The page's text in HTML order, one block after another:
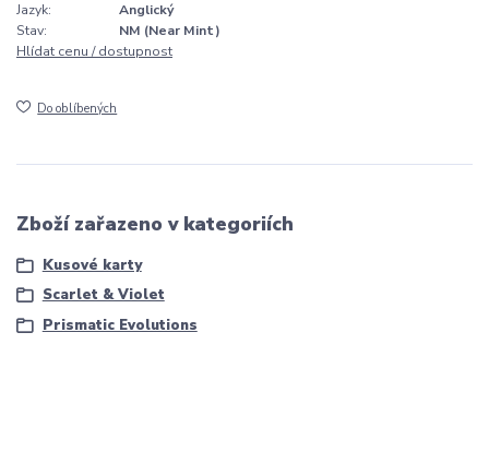
Jazyk:
Anglický
Stav:
NM (Near Mint)
Hlídat cenu / dostupnost
Do oblíbených
Zboží zařazeno v kategoriích
Kusové karty
Scarlet & Violet
Prismatic Evolutions